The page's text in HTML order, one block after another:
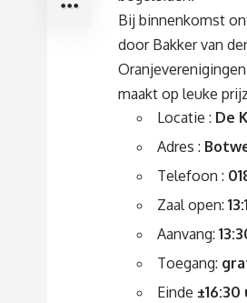
Bij binnenkomst
door Bakker van
maakt op leuke
Locatie : De
Adres :
Telefoon :
Zaal open:
Aanvang:
Toegang:
Einde ±16:30